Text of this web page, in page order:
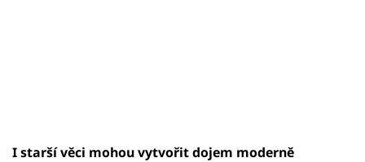
I starší věci mohou vytvořit dojem moderně